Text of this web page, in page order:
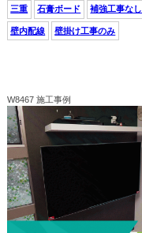
三重 石膏ボード 補強工事なし
壁内配線 壁掛け工事のみ
W8467 施工事例